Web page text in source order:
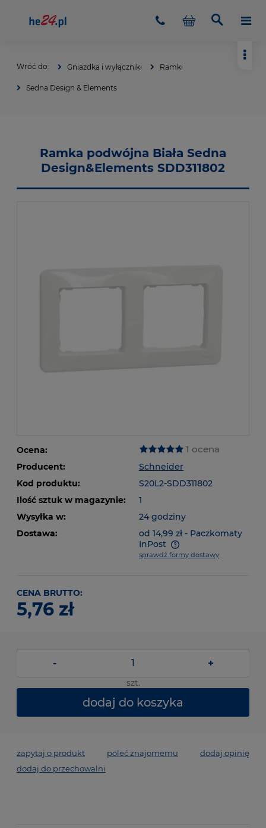
Gniazdka i wyłączniki Ramki
Sedna Design & Elements
Ramka podwójna Biała Sedna
Design&Elements SDD311802
Ocena: 1 ocena
Producent:
Schneider
Kod produktu:
S20L2-SDD311802
Ilość sztuk w magazynie:
1
Wysyłka w:
24 godziny
Dostawa:
od 14,99 zł - Paczkomaty
InPost
sprawdź formy dostawy
CENA BRUTTO:
5,76 zł
- +
szt.
dodaj do koszyka
zapytaj o produkt poleć znajomemu
dodaj opinię
dodaj do przechowalni